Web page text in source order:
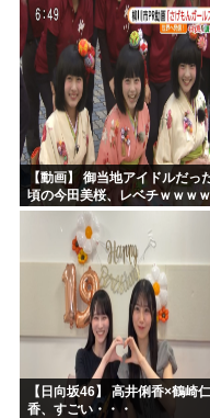
【動画】 御当地アイドルだっ
頃の今田美桜、レベチｗｗｗｗ
ｗｗｗｗｗｗｗｗｗｗｗｗｗｗ
【日向坂46】 高井俐香×鶴崎仁
香、すごい・・・